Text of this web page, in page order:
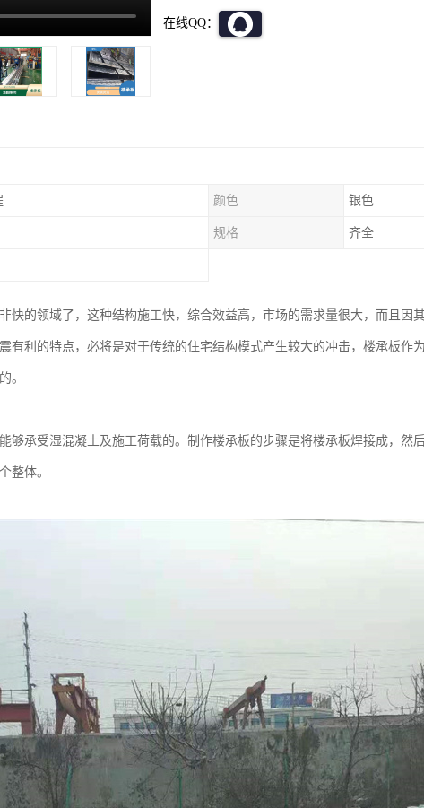
在线QQ：
颜色 银色
规格 齐全
快的领域了，这种结构施工快，综合效益高，市场的需求量很大，而且因
有利的特点，必将是对于传统的住宅结构模式产生较大的冲击，楼承板作
。
够承受湿混凝土及施工荷载的。制作楼承板的步骤是将楼承板焊接成，然
整体。